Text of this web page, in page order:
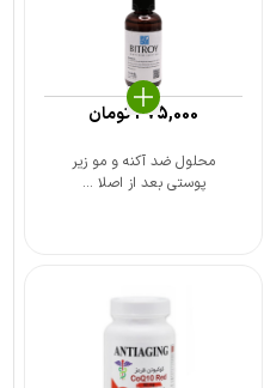
محلول ضد آکنه و مو زیر
پوستی بعد از اصلا ...
475,000تومان